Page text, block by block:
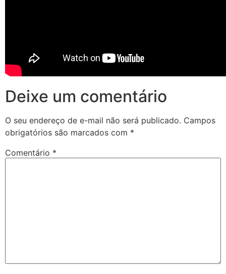
Deixe um comentário
O seu endereço de e-mail não será publicado. Campos
obrigatórios são marcados com *
Comentário *